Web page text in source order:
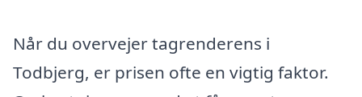
Når du overvejer tagrenderens i
Todbjerg, er prisen ofte en vigtig faktor.